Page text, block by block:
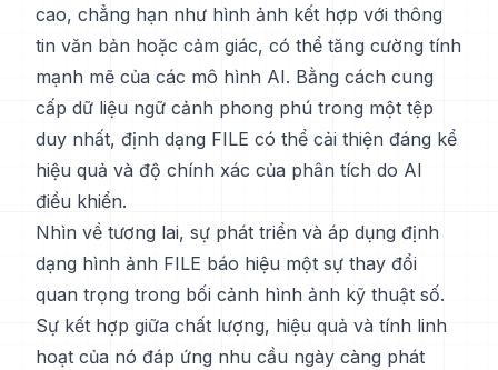
cao, chẳng hạn như hình ảnh kết hợp với thông
tin văn bản hoặc cảm giác, có thể tăng cường tính
mạnh mẽ của các mô hình AI. Bằng cách cung
cấp dữ liệu ngữ cảnh phong phú trong một tệp
duy nhất, định dạng FILE có thể cải thiện đáng kể
hiệu quả và độ chính xác của phân tích do AI
điều khiển.
Nhìn về tương lai, sự phát triển và áp dụng định
dạng hình ảnh FILE báo hiệu một sự thay đổi
quan trọng trong bối cảnh hình ảnh kỹ thuật số.
Sự kết hợp giữa chất lượng, hiệu quả và tính linh
hoạt của nó đáp ứng nhu cầu ngày càng phát